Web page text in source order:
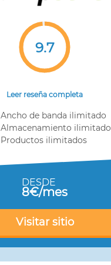
9.7
Leer reseña completa
Ancho de banda ilimitado
Almacenamiento ilimitado
Productos ilimitados
DESDE
8€/mes
Visitar sitio